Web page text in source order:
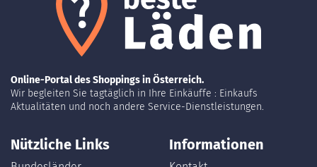
Online-Portal des Shoppings in Österreich.
Wir begleiten Sie tagtäglich in Ihre Einkäuffe : Einkaufs
Aktualitäten und noch andere Service-Dienstleistungen.
Nützliche Links Informationen